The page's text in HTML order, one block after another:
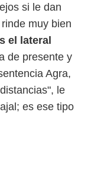
si le dan
muy bien
el lateral
de presente y
Agra,
le
es ese tipo